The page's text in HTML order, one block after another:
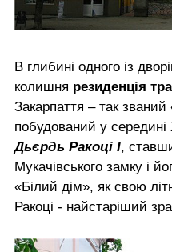
В глибині одного із
колишня резиденція
Закарпаття – так званий
побудований у середині
Дьєрдь Ракоці І,
Мукачівського замку і
«Білий дім», як свою
Ракоці - найстаріший